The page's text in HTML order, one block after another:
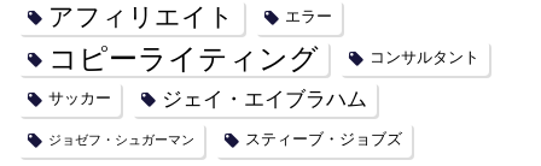
アフィリエイト エラー
コピーライティング コンサルタント
サッカー ジェイ・エイブラハム
ジョゼフ・シュガーマン スティーブ・ジョブズ